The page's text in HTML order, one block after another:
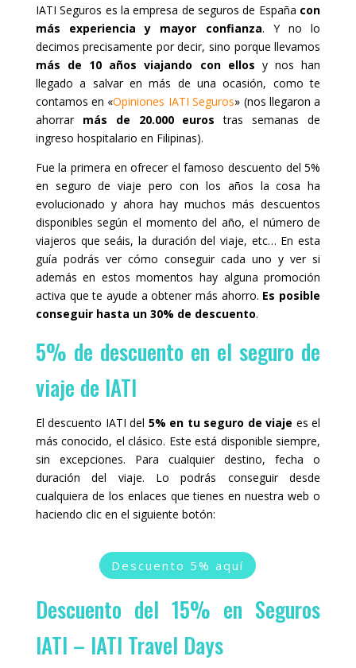
.
P
e
s
t
h
e
q
u
s
i
o
n
m
a
r
k
e
y
t
e
t
h
k
e
y
b
o
a
r
d
s
r
t
t
f
o
e
.
r
e
s
t
h
e
e
t
i
o
n
m
a
k
k
y
e
k
e
y
b
o
a
r
d
u
f
IATI Seguros es la empresa de seguros de España con
más experiencia y mayor confianza. Y no lo
decimos precisamente por decir, sino porque llevamos
más de 10 años viajando con ellos y nos han
llegado a salvar en más de una ocasión, como te
contamos en «Opiniones IATI Seguros» (nos llegaron a
ahorrar más de 20.000 euros tras semanas de
ingreso hospitalario en Filipinas).
Fue la primera en ofrecer el famoso descuento del 5%
en seguro de viaje pero con los años la cosa ha
evolucionado y ahora hay muchos más descuentos
disponibles según el momento del año, el número de
viajeros que seáis, la duración del viaje, etc… En esta
guía podrás ver cómo conseguir cada uno y ver si
además en estos momentos hay alguna promoción
activa que te ayude a obtener más ahorro. Es posible
conseguir hasta un 30% de descuento.
5% de descuento en el seguro de
viaje de IATI
El descuento IATI del 5% en tu seguro de viaje es el
más conocido, el clásico. Este está disponible siempre,
sin excepciones. Para cualquier destino, fecha o
duración del viaje. Lo podrás conseguir desde
cualquiera de los enlaces que tienes en nuestra web o
haciendo clic en el siguiente botón:
Descuento 5% aquí
Descuento del 15% en Seguros
IATI – IATI Travel Days